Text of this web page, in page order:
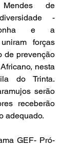
de
-
e a
forças
de prevenção
nesta
do Trinta.
serão
receberão
adequado.
GEF- Pró-